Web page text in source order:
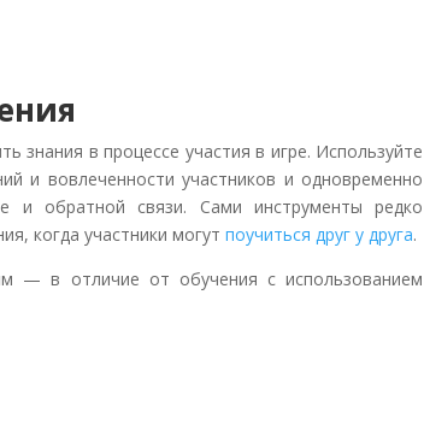
знания в процессе участия в игре. Используйте
и вовлеченности участников и одновременно
и обратной связи. Сами инструменты редко
когда участники могут поучиться друг у друга.
— в отличие от обучения с использованием